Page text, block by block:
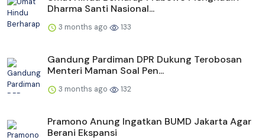
Dharma Santi Nasional...
3 months ago 133
Gandung Pardiman DPR Dukung Terobosan
Menteri Maman Soal Pen...
3 months ago 132
Pramono Anung Ingatkan BUMD Jakarta Agar
Berani Ekspansi